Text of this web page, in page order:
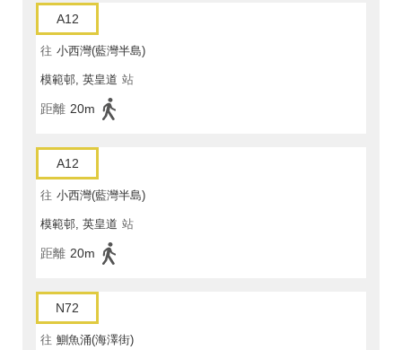
A12
往 小西灣(藍灣半島)
模範邨, 英皇道 站
距離 20m
A12
往 小西灣(藍灣半島)
模範邨, 英皇道 站
距離 20m
N72
往 鰂魚涌(海澤街)